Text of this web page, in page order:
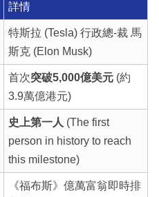
詳情
特斯拉 (Tesla) 行政總-裁 馬
斯克 (Elon Musk)
首次突破5,000億美元(約
3.9萬億港元)
史上第一人 (The first
person in history to reach
this milestone)
《福布斯》億萬富翁即時排